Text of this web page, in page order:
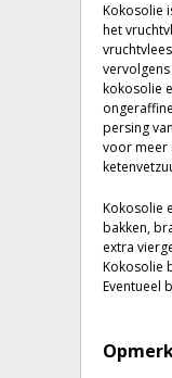
Kokosolie
het
kokosolie
persing
voor meer
Kokosolie
bakken,
extra
Kokosolie
Eventueel